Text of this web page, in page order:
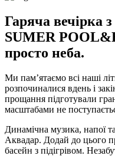
Гаряча вечірка
SUMER
просто неба.
Ми пам’ятаємо всі наші
розпочиналися вдень і
прощання підготували
масштабами не
Динамічна музика, напої
Аквадар. Додай до цього
басейн з підігрівом.